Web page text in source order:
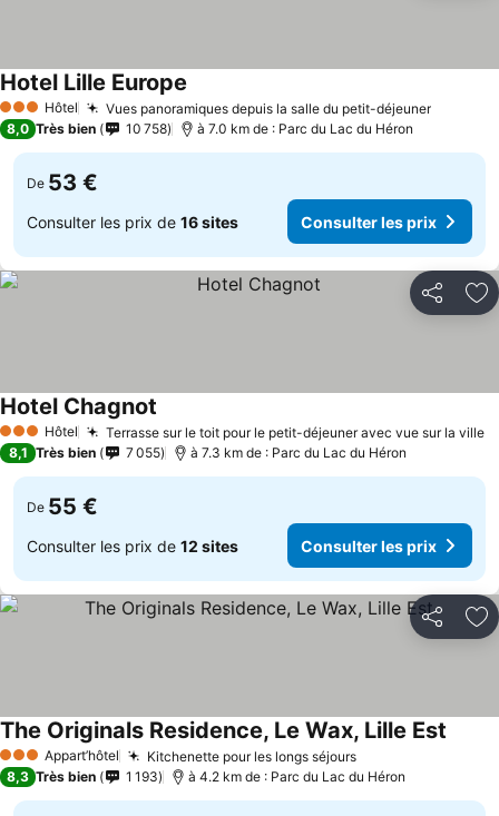
3 ÉtoilesHôtel Vues panoramiques depuis la salle du petit-déjeuner
Hotel Lille Europe
8,0 Très bien 10 758 à 7.0 km de : Parc du Lac du Héron
De 53 €
Consulter les prix de 16 sites Consulter les prix
Partager
3 ÉtoilesHôtel Terrasse sur le toit pour le petit-déjeuner avec vue sur la ville
Hotel Chagnot
8,1 Très bien 7 055 à 7.3 km de : Parc du Lac du Héron
De 55 €
Consulter les prix de 12 sites Consulter les prix
Partager
3 ÉtoilesAppart’hôtel Kitchenette pour les longs séjours
The Originals Residence, Le Wax, Lille Est
8,3 Très bien 1 193 à 4.2 km de : Parc du Lac du Héron